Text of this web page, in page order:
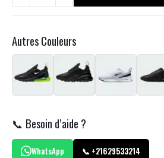
Autres Couleurs
📞 Besoin d’aide ?
WhatsApp 📞 +21629533214